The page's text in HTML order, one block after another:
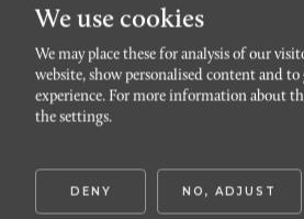
We use cookies
We may place these for analysis of our
website, show personalised content and to
experience. For more information about
the settings.
DENY NO, ADJUST